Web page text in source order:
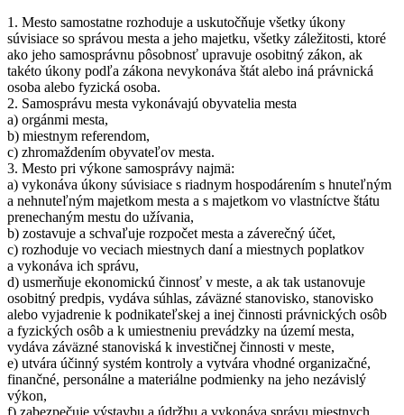
1. Mesto samostatne rozhoduje a uskutočňuje všetky úkony
súvisiace so správou mesta a jeho majetku, všetky záležitosti, ktoré
ako jeho samosprávnu pôsobnosť upravuje osobitný zákon, ak
takéto úkony podľa zákona nevykonáva štát alebo iná právnická
osoba alebo fyzická osoba.
2. Samosprávu mesta vykonávajú obyvatelia mesta
a) orgánmi mesta,
b) miestnym referendom,
c) zhromaždením obyvateľov mesta.
3. Mesto pri výkone samosprávy najmä:
a) vykonáva úkony súvisiace s riadnym hospodárením s hnuteľným
a nehnuteľným majetkom mesta a s majetkom vo vlastníctve štátu
prenechaným mestu do užívania,
b) zostavuje a schvaľuje rozpočet mesta a záverečný účet,
c) rozhoduje vo veciach miestnych daní a miestnych poplatkov
a vykonáva ich správu,
d) usmerňuje ekonomickú činnosť v meste, a ak tak ustanovuje
osobitný predpis, vydáva súhlas, záväzné stanovisko, stanovisko
alebo vyjadrenie k podnikateľskej a inej činnosti právnických osôb
a fyzických osôb a k umiestneniu prevádzky na území mesta,
vydáva záväzné stanoviská k investičnej činnosti v meste,
e) utvára účinný systém kontroly a vytvára vhodné organizačné,
finančné, personálne a materiálne podmienky na jeho nezávislý
výkon,
f) zabezpečuje výstavbu a údržbu a vykonáva správu miestnych